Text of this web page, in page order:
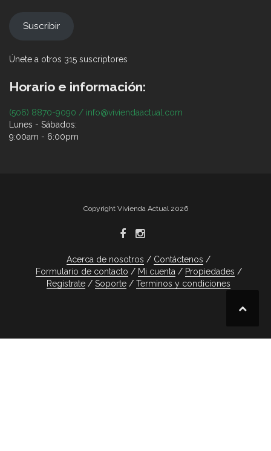
Suscribir
Únete a otros 315 suscriptores
Horario e información:
(506) 8870-9090 / info@viviendaactual.com
Lunes - Sábados:
9:00am - 6:00pm
Copyright Vivienda Actual 2026
Acerca de nosotros
Contáctenos
Formulario de contacto
Mi cuenta
Propiedades
Registrate
Soporte Terminos y condiciones